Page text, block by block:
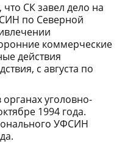
СК завел дело на
по Северной
коммерческие
действия
с августа по
уголовно-
1994 года.
УФСИН